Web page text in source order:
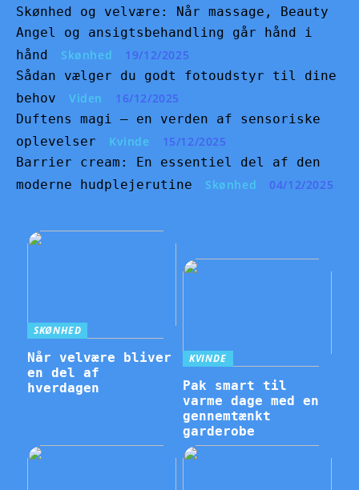
Skønhed og velvære: Når massage, Beauty
Angel og ansigtsbehandling går hånd i
hånd
Skønhed
19/12/2025
Sådan vælger du godt fotoudstyr til dine
behov
Viden
16/12/2025
Duftens magi – en verden af sensoriske
oplevelser
Kvinde
15/12/2025
Barrier cream: En essentiel del af den
moderne hudplejerutine
Skønhed 04/12/2025
SKØNHED
Når velvære bliver
en del af
hverdagen
KVINDE
Pak smart til
varme dage med en
gennemtænkt
garderobe